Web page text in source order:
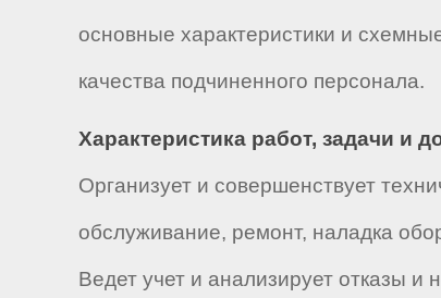
основные характеристики и
качества подчиненного персонала.
Характеристика работ, задачи и
Организует и совершенствует
обслуживание, ремонт, наладка
Ведет учет и анализирует отказы